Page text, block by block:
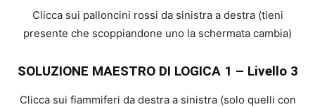
Clicca sui palloncini rossi da sinistra a destra (tieni
presente che scoppiandone uno la schermata cambia)
SOLUZIONE MAESTRO DI LOGICA 1 – Livello 3
Clicca sui fiammiferi da destra a sinistra (solo quelli con